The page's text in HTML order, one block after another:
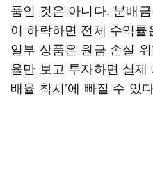
품인 것은 아니다. 분배
이 하락하면 전체 수익
일부 상품은 원금 손실
율만 보고 투자하면 실제
배율 착시’에 빠질 수 있